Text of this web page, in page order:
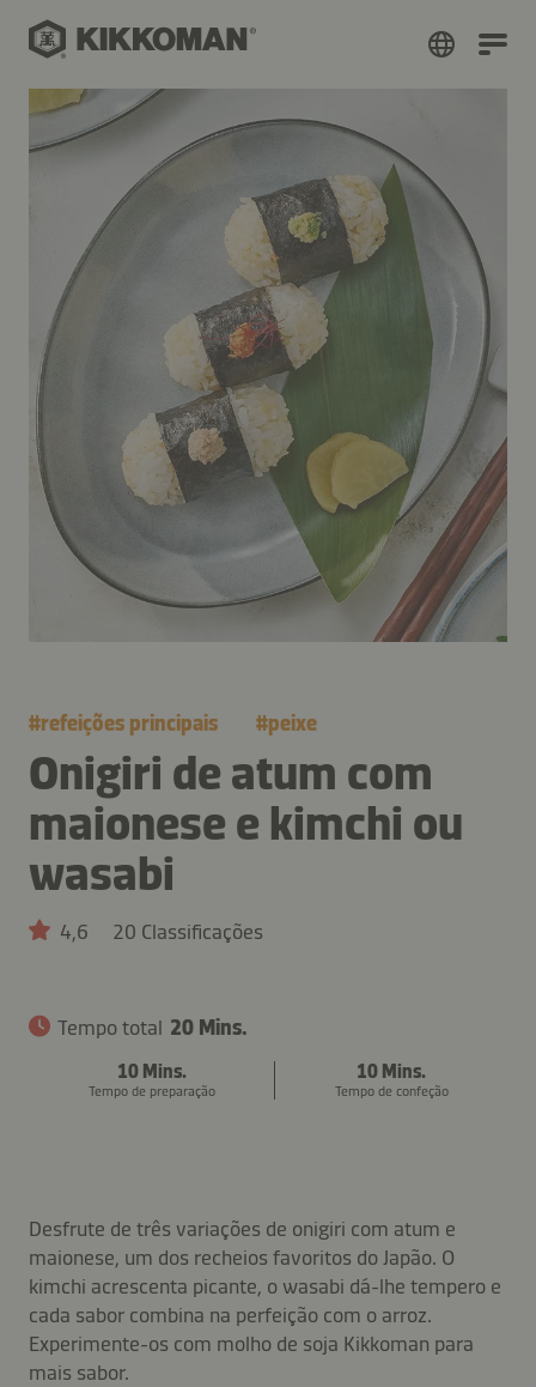
#refeições principais #peixe
Onigiri de atum com
maionese e kimchi ou
wasabi
4,6 20 Classificações
Tempo total 20 Mins.
10 Mins.
Tempo de preparação
10 Mins.
Tempo de confeção
Desfrute de três variações de onigiri com atum e
maionese, um dos recheios favoritos do Japão. O
kimchi acrescenta picante, o wasabi dá-lhe tempero e
cada sabor combina na perfeição com o arroz.
Experimente-os com molho de soja Kikkoman para
mais sabor.